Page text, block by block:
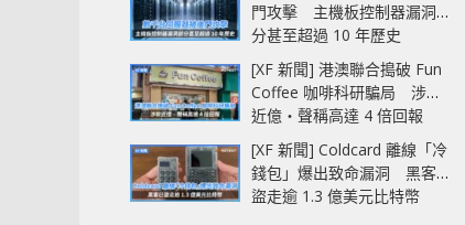
門攻擊 主機板控制器漏洞部
分甚至超過 10 年歷史
[XF 新聞] 港澳聯合搗破 Fun
Coffee 咖啡科研騙局 涉款
近億‧聲稱高達 4 倍回報
[XF 新聞] Coldcard 離線「冷
錢包」爆出致命漏洞 黑客已
盜走逾 1.3 億美元比特幣